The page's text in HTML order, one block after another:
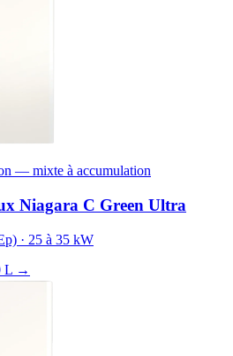
— mixte à accumulation
Niagara C Green Ultra
· 25 à 35 kW
L →